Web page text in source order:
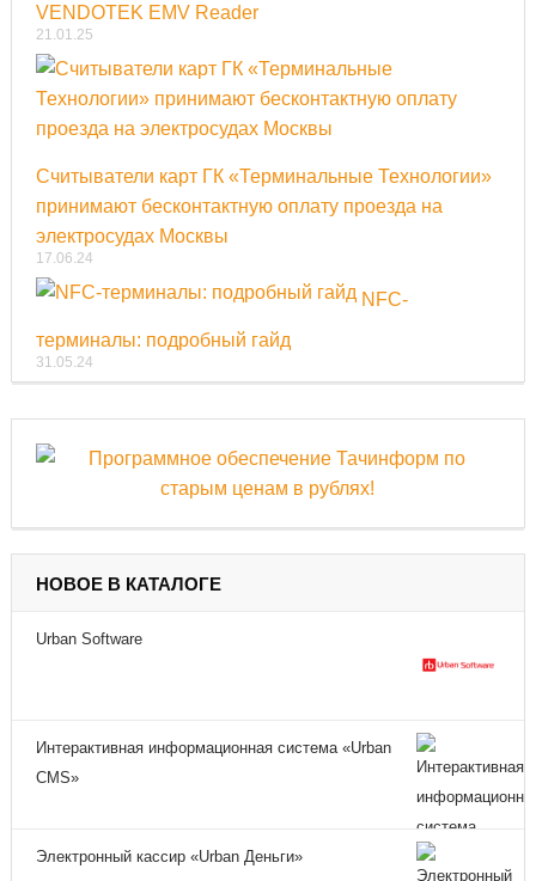
VENDOTEK EMV Reader
21.01.25
Считыватели карт ГК «Терминальные Технологии»
принимают бесконтактную оплату проезда на
электросудах Москвы
17.06.24
NFC-
терминалы: подробный гайд
31.05.24
НОВОЕ В КАТАЛОГЕ
Urban Software
Интерактивная информационная система «Urban
CMS»
Электронный кассир «Urban Деньги»